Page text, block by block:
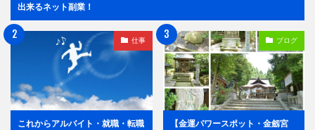
出来るネット副業！
仕事
これからアルバイト・就職・転職
ブログ
【金運パワースポット・金劔宮